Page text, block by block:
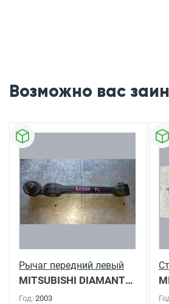
Возможно вас
Рычаг передний левый
MITSUBISHI DIAMANTE2003г.
Год: 2003